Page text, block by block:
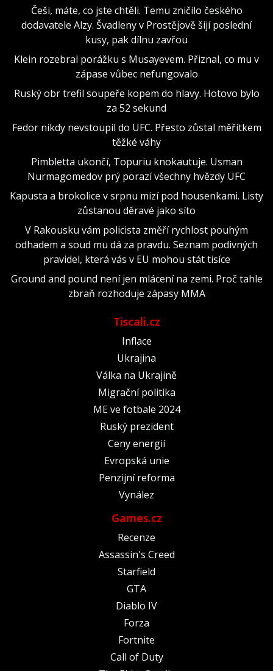
Češi, máte, co jste chtěli. Temu zničilo českého
dodavatele Alzy. Švadleny v Prostějově šijí poslední
kusy, pak dílnu zavřou
Klein rozebral porážku s Musayevem. Přiznal, co mu v
zápase vůbec nefungovalo
Ruský obr trefil soupeře kopem do hlavy. Hotovo bylo
za 52 sekund
Fedor nikdy nevstoupil do UFC. Přesto zůstal měřítkem
těžké váhy
Pimbletta ukončí, Topuriu knokautuje. Usman
Nurmagomedov prý porazí všechny hvězdy UFC
Kapusta a brokolice v srpnu mizí pod housenkami. Listy
zůstanou děravé jako síto
V Rakousku vám policista změří rychlost pouhým
odhadem a soud mu dá za pravdu. Seznam podivných
pravidel, která vás v EU mohou stát tisíce
Ground and pound není jen mlácení na zemi. Proč tahle
zbraň rozhoduje zápasy MMA
Tiscali.cz
Inflace
Ukrajina
Válka na Ukrajině
Migrační politika
ME ve fotbale 2024
Ruský prezident
Ceny energií
Evropská unie
Penzijní reforma
Vynález
Games.cz
Recenze
Assassin's Creed
Starfield
GTA
Diablo IV
Forza
Fortnite
Call of Duty